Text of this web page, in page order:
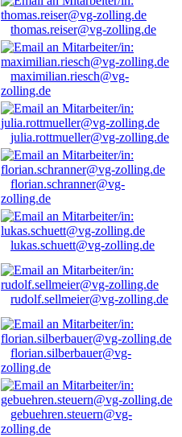
thomas.reiser@vg-zolling.de
maximilian.riesch@vg-
zolling.de
julia.rottmueller@vg-zolling.de
florian.schranner@vg-
zolling.de
lukas.schuett@vg-zolling.de
rudolf.sellmeier@vg-zolling.de
florian.silberbauer@vg-
zolling.de
gebuehren.steuern@vg-
zolling.de